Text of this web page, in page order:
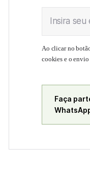
Insira seu
Ao clicar no
cookies e o
Faça